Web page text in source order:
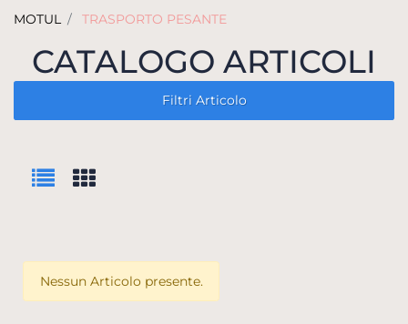
MOTUL TRASPORTO PESANTE
CATALOGO ARTICOLI
Filtri Articolo
Nessun Articolo presente.